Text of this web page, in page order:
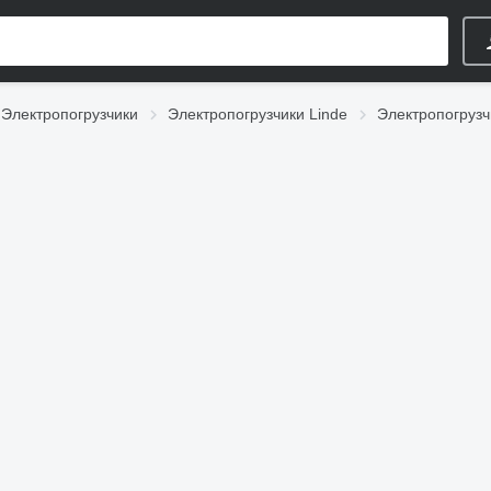
Электропогрузчики Электропогрузчики Linde